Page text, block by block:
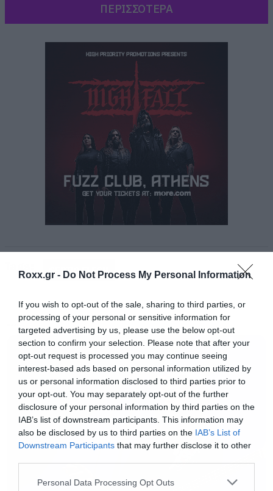
Roxx.gr - Do Not Process My Personal Information
If you wish to opt-out of the sale, sharing to third parties, or
processing of your personal or sensitive information for
targeted advertising by us, please use the below opt-out
section to confirm your selection. Please note that after your
opt-out request is processed you may continue seeing
interest-based ads based on personal information utilized by
us or personal information disclosed to third parties prior to
your opt-out. You may separately opt-out of the further
disclosure of your personal information by third parties on the
IAB’s list of downstream participants. This information may
also be disclosed by us to third parties on the IAB’s List of
Downstream Participants that may further disclose it to other
Please note that this website/app uses one or more Google
Personal Data Processing Opt Outs
Την Παρασκευή 29 και το Σάββατο 30 Ιουνίου,
στα Χανιά, έχει ανακοινωθεί η δωδέκατη
εκδοχή της γιορτής του rock, του Chania Rock
Festival. Οι Πορτογάλοι gothic metallers,
ACCEPT που θα ερμηνεύσει όλες τις κλασικές
τους επιτυχίες, οι Σουηδοί hard rockers, H.E.A.T.
ερμηνεύσουν όλους τους διαχρονικούς ύμνους
του Ronnie James Dio, θα δώσουν δυναμικό
παρόν, ανεβάζοντας την αδρεναλίνη στα ύψη.
Σήμερα, βρισκόμαστε στην ευχάριστη θέση να
ανακοινώσουμε τους headliners της
Παρασκευής 29 Ιουνίου, που έχουν έδρα την
Ελλάδα, αλλά καριέρα διεθνή! Οι SEPTICFLESH,
λοιπόν, θα αναλάβουν τον ρόλο να κλείσουν την
πρώτη μέρα του φεστιβάλ, με το συμφωνικό,
ΠΕΡΙΣΣΟΤΕΡΑ
SEPTIC FLESH